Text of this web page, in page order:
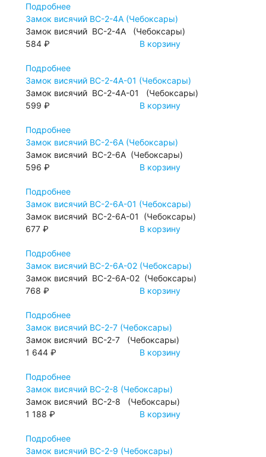
Подробнее
Замок висячий ВС-2-4А (Чебоксары)
Замок висячий ВС-2-4А (Чебоксары)
584 ₽
В корзину
Подробнее
Замок висячий ВС-2-4А-01 (Чебоксары)
Замок висячий ВС-2-4А-01 (Чебоксары)
599 ₽
В корзину
Подробнее
Замок висячий ВС-2-6А (Чебоксары)
Замок висячий ВС-2-6А (Чебоксары)
596 ₽
В корзину
Подробнее
Замок висячий ВС-2-6А-01 (Чебоксары)
Замок висячий ВС-2-6А-01 (Чебоксары)
677 ₽
В корзину
Подробнее
Замок висячий ВС-2-6А-02 (Чебоксары)
Замок висячий ВС-2-6А-02 (Чебоксары)
768 ₽
В корзину
Подробнее
Замок висячий ВС-2-7 (Чебоксары)
Замок висячий ВС-2-7 (Чебоксары)
1 644 ₽
В корзину
Подробнее
Замок висячий ВС-2-8 (Чебоксары)
Замок висячий ВС-2-8 (Чебоксары)
1 188 ₽
В корзину
Подробнее
Замок висячий ВС-2-9 (Чебоксары)